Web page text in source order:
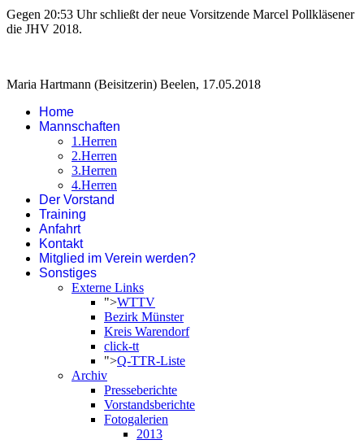
Gegen 20:53 Uhr schließt der neue Vorsitzende Marcel Pollkläsener
die JHV 2018.
Maria Hartmann (Beisitzerin) Beelen, 17.05.2018
Home
Mannschaften
1.Herren
2.Herren
3.Herren
4.Herren
Der Vorstand
Training
Anfahrt
Kontakt
Mitglied im Verein werden?
Sonstiges
Externe Links
">WTTV
Bezirk Münster
Kreis Warendorf
click-tt
">Q-TTR-Liste
Archiv
Presseberichte
Vorstandsberichte
Fotogalerien
2013